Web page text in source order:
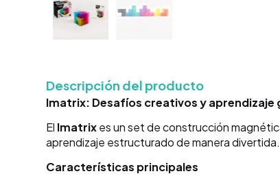
Descripción del producto
Imatrix: Desafíos creativos y aprendizaje
El Imatrixes un set de construcción
aprendizaje estructurado de manera
Características principales